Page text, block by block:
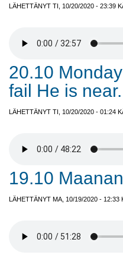
LÄHETTÄNYT TI, 10/20/2020 - 23:39
20.10
fail He is near.
LÄHETTÄNYT TI, 10/20/2020 - 01:24
19.10
LÄHETTÄNYT MA, 10/19/2020 - 12:33